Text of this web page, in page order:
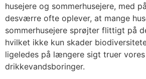
husejere og sommerhusejere, med
desværre ofte oplever, at mange
sommerhusejere sprøjter flittigt på
hvilket ikke kun skader
ligeledes på længere sigt truer vores
drikkevandsboringer.